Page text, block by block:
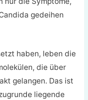
gedeihen
haben, leben die
die über
gelangen. Das ist
liegende